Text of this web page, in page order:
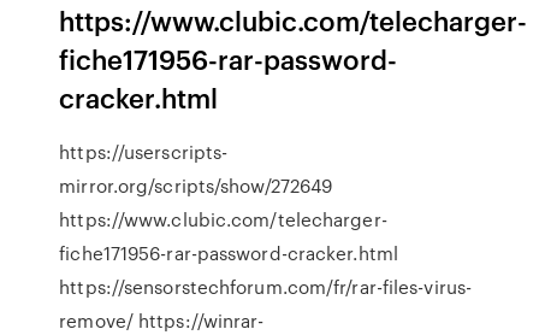
https://www.clubic.com/telecharger-
fiche171956-rar-password-
cracker.html
https://userscripts-
mirror.org/scripts/show/272649
https://www.clubic.com/telecharger-
fiche171956-rar-password-cracker.html
https://sensorstechforum.com/fr/rar-files-virus-
remove/ https://winrar-